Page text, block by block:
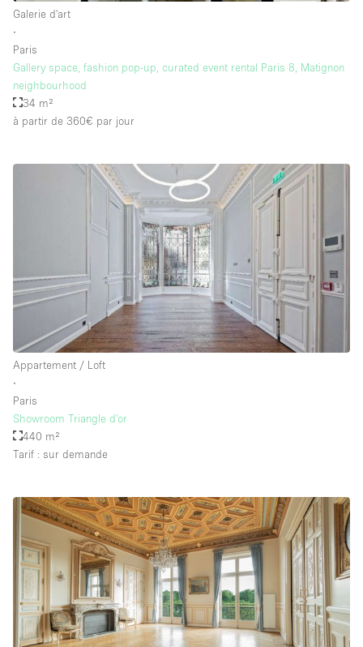
Galerie d'art
∙
Paris
Gallery space, fashion pop-up, curated event rental Paris 8, Matignon
neighbourhood
34 m²
à partir de 360€ par jour
Appartement / Loft
∙
Paris
Showroom Triangle d'or
440 m²
Tarif : sur demande